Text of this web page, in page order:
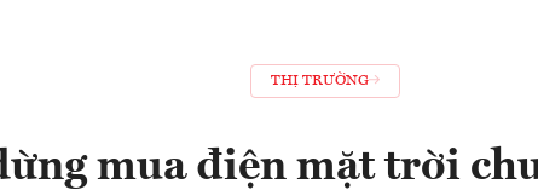
THỊ TRƯỜNG
mua điện mặt trời